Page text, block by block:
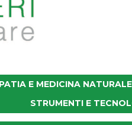
E MEDICINA NATURALE
STRUMENTI E